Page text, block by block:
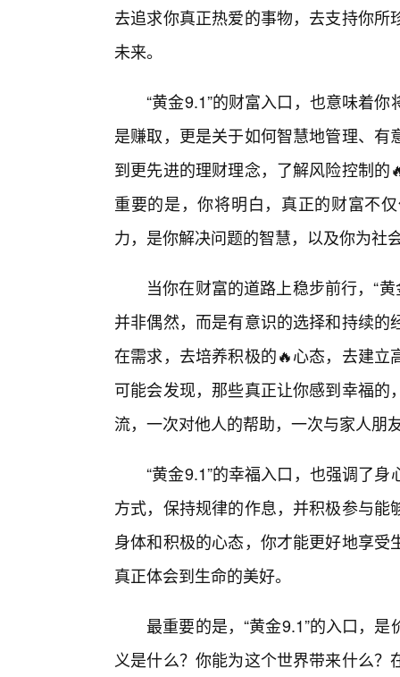
去追求你真正热爱的事物，去支持你
未来。
“黄金9.1”的财富入口，也意味着
是赚取，更是关于如何智慧地管理、
到更先进的理财理念，了解风险控制
重要的是，你将明白，真正的财富不
力，是你解决问题的智慧，以及你为社
当你在财富的道路上稳步前行，“
并非偶然，而是有意识的选择和持续
在需求，去培养积极的🔥心态，去建
可能会发现，那些真正让你感到幸福
流，一次对他人的帮助，一次与家人朋
“黄金9.1”的幸福入口，也强调了
方式，保持规律的作息，并积极参与
身体和积极的心态，你才能更好地享
真正体会到生命的美好。
最重要的是，“黄金9.1”的入口，
义是什么？你能为这个世界带来什么